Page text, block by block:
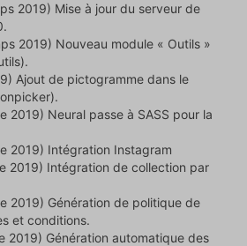
2019) Mise à jour du serveur de
2019) Nouveau module « Outils »
Ajout de pictogramme dans le
2019) Neural passe à SASS pour la
2019) Intégration Instagram
2019) Intégration de collection par
2019) Génération de politique de
et conditions.
2019) Génération automatique des